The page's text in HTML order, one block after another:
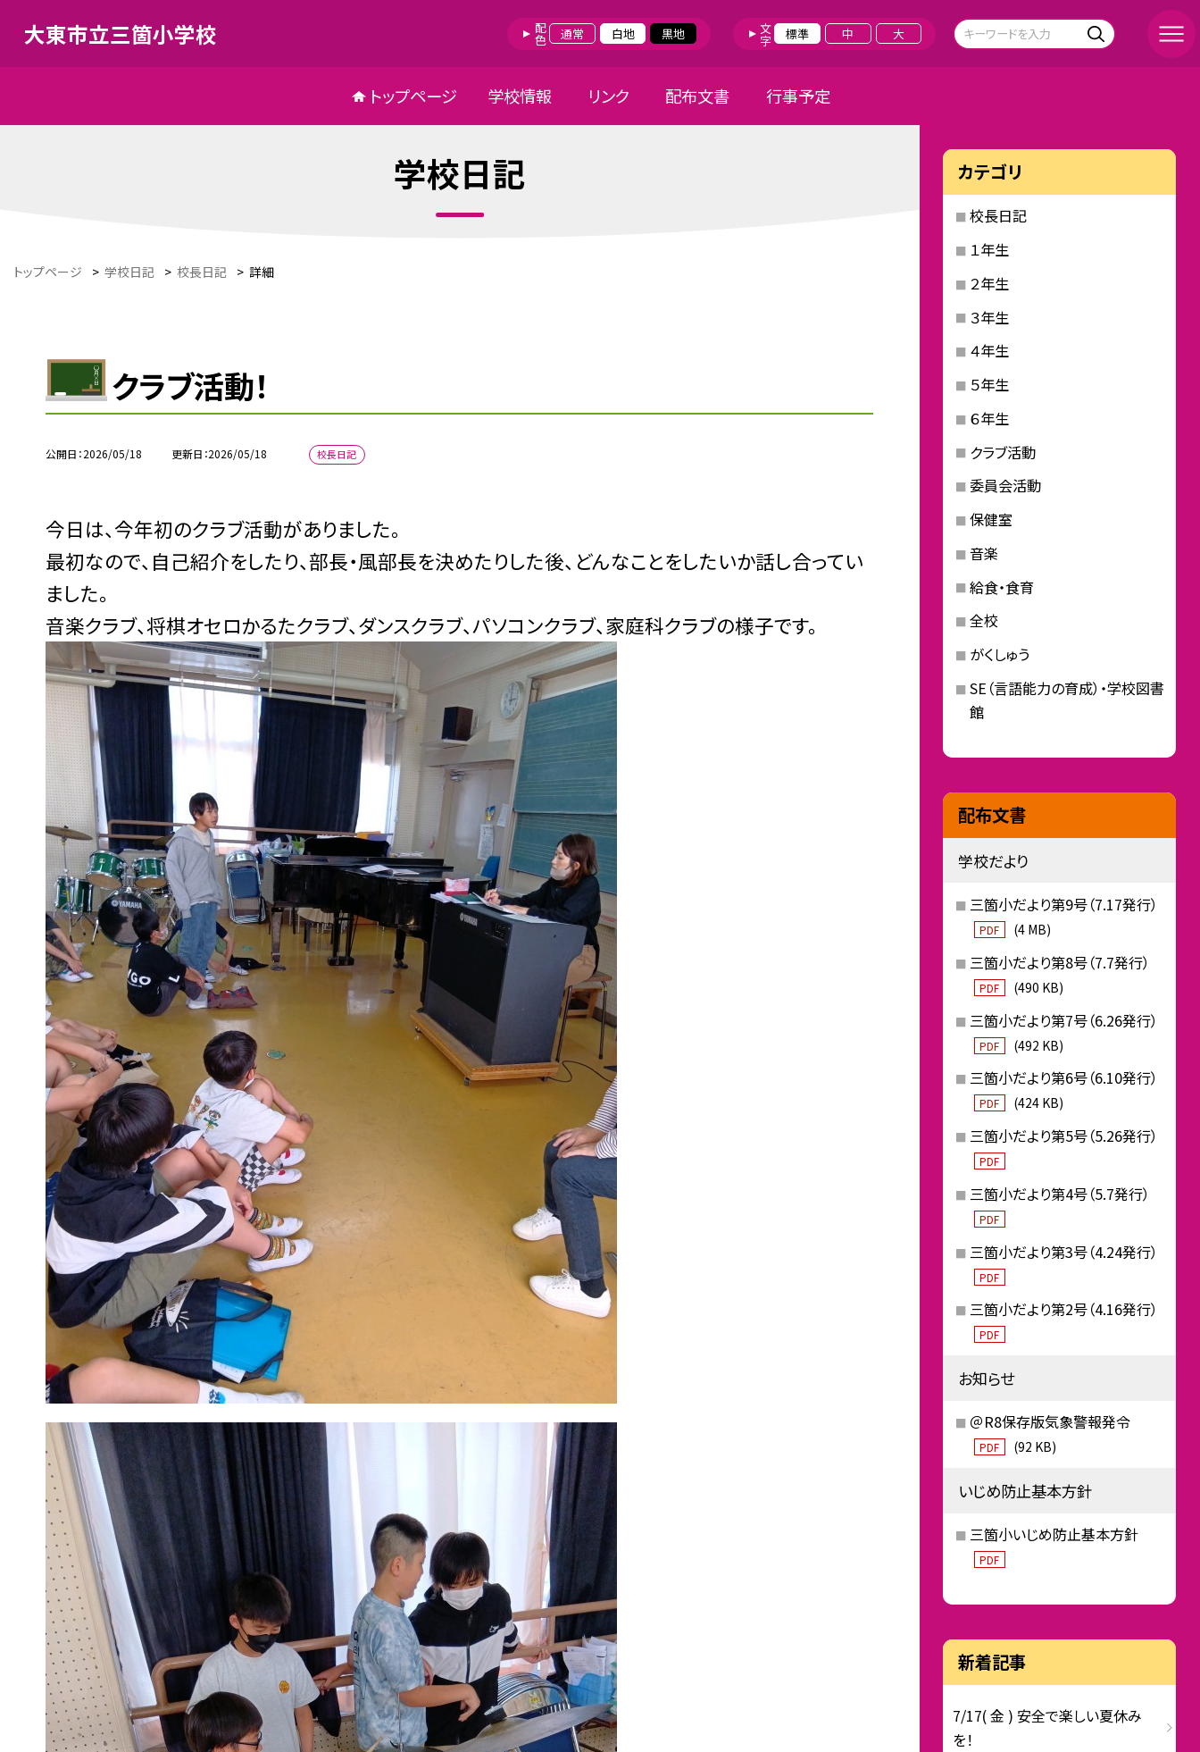
大東市立三箇小学校 配色 通常 白地 黒地 文字 標準 中 大
トップページ 学校情報 リンク 配布文書 行事予定
学校日記
トップページ > 学校日記 > 校長日記 > 詳細
クラブ活動！
公開日 2026/05/18 更新日 2026/05/18 校長日記
今日は、今年初のクラブ活動がありました。
最初なので、自己紹介をしたり、部長・風部長を決めたりした後、どんなことをしたいか話し合ってい
ました。
音楽クラブ、将棋オセロかるたクラブ、ダンスクラブ、パソコンクラブ、家庭科クラブの様子です。
カテゴリ
校長日記
１年生
２年生
３年生
４年生
５年生
６年生
クラブ活動
委員会活動
保健室
音楽
給食・食育
全校
がくしゅう
SE（言語能力の育成）・学校図書
館
配布文書
学校だより
三箇小だより第9号（7.17発行）
PDF (4 MB)
三箇小だより第8号（7.7発行）
PDF (490 KB)
三箇小だより第7号（6.26発行）
PDF (492 KB)
三箇小だより第6号（6.10発行）
PDF (424 KB)
三箇小だより第5号（5.26発行）
PDF
三箇小だより第4号（5.7発行）
PDF
三箇小だより第3号（4.24発行）
PDF
三箇小だより第2号（4.16発行）
PDF
お知らせ
＠R8保存版気象警報発令
PDF (92 KB)
いじめ防止基本方針
三箇小いじめ防止基本方針
PDF
新着記事
7/17( 金 ) 安全で楽しい夏休み
を！